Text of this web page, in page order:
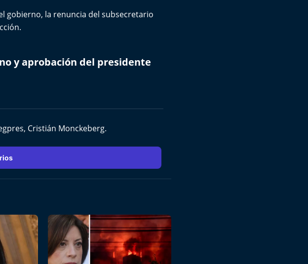
gobierno, la renuncia del subsecretario
y aprobación del presidente
Cristián Monckeberg.